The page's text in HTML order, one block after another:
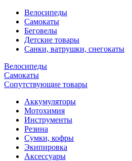
Велосипеды
Самокаты
Беговелы
Детские товары
Санки, ватрушки, снегокаты
Велосипеды
Самокаты
Сопутствующие товары
Аккумуляторы
Мотохимия
Инструменты
Резина
Сумки, кофры
Экипировка
Аксессуары